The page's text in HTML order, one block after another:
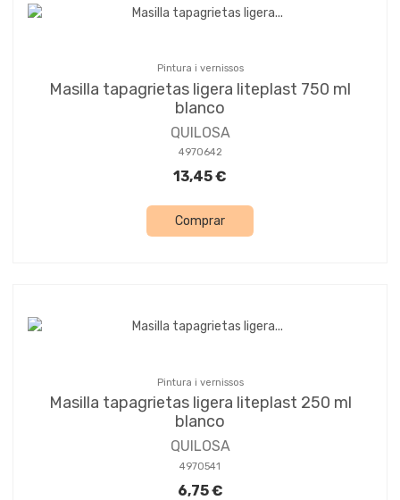
Pintura i vernissos
Masilla tapagrietas ligera liteplast 750 ml
blanco
QUILOSA
4970642
13,45 €
Comprar
Pintura i vernissos
Masilla tapagrietas ligera liteplast 250 ml
blanco
QUILOSA
4970541
6,75 €